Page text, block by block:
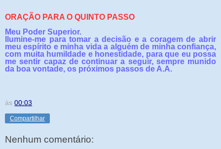
ORAÇÃO PARA O QUINTO PASSO
Meu Poder Superior.
Ilumine-me para tomar a decisão e a coragem de abrir
meu espírito e minha vida a alguém de minha confiança,
com muita humildade e honestidade, para que eu possa
me sentir capaz de continuar a seguir, sempre munido
da boa vontade, os próximos passos de A.A.
às 00:03
Compartilhar
Nenhum comentário: